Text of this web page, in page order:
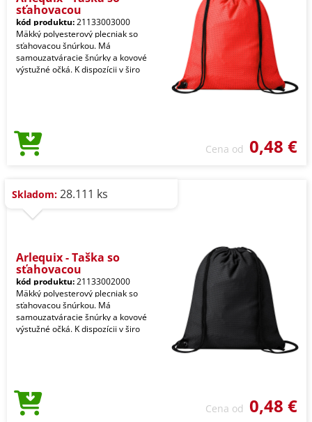
sťahovacou
kód produktu:21133003000
Mäkký polyesterový plecniak so
sťahovacou šnúrkou. Má
samouzatváracie šnúrky a kovové
výstužné očká. K dispozícii v širo
Cena od 0,48 €
Skladom: 28.111 ks
Arlequix - Taška so
sťahovacou
kód produktu:21133002000
Mäkký polyesterový plecniak so
sťahovacou šnúrkou. Má
samouzatváracie šnúrky a kovové
výstužné očká. K dispozícii v širo
Cena od 0,48 €